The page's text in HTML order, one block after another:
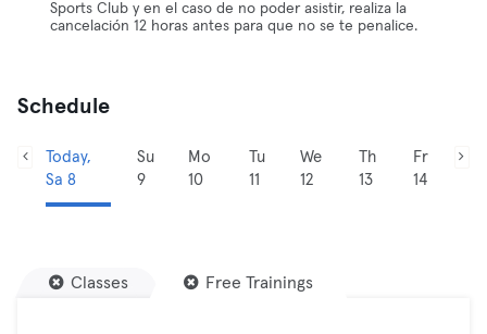
Sports Club y en el caso de no poder asistir, realiza la
cancelación 12 horas antes para que no se te penalice.
Schedule
Today,
Sa 8
Su
9
Mo
10
Tu
11
We
12
Th
13
Fr
14
Classes Free Trainings